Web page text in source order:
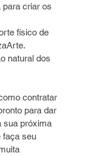
para criar os
físico de
natural dos
contratar
para dar
sua próxima
faça seu